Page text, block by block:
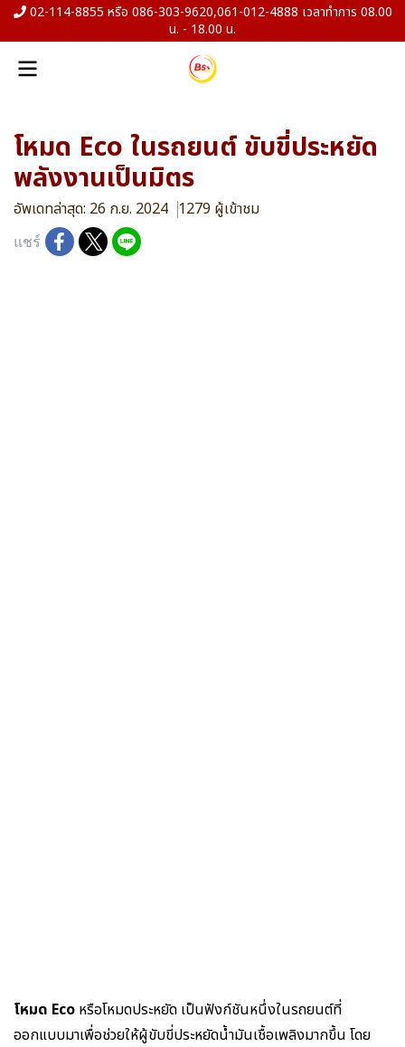
02-114-8855 หรือ 086-303-9620,061-012-4888 เวลาทำการ 08.00
น. - 18.00 น.
โหมด Eco ในรถยนต์ ขับขี่ประหยัด
พลังงานเป็นมิตร
อัพเดทล่าสุด: 26 ก.ย. 2024 1279 ผู้เข้าชม
แชร์
โหมด Eco หรือโหมดประหยัด เป็นฟังก์ชันหนึ่งในรถยนต์ที่
ออกแบบมาเพื่อช่วยให้ผู้ขับขี่ประหยัดน้ำมันเชื้อเพลิงมากขึ้น โดย